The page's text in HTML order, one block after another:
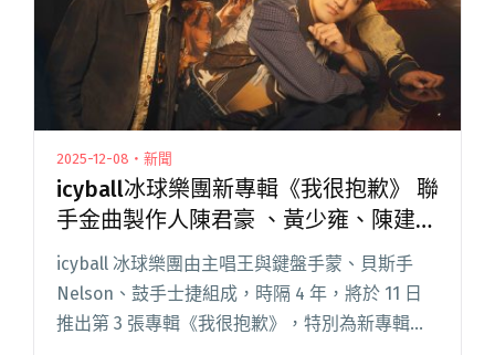
2025-12-08・新聞
icyball冰球樂團新專輯《我很抱歉》 聯
手金曲製作人陳君豪 、黃少雍、陳建
瑋、鍾濰宇操刀
icyball 冰球樂團由主唱王與鍵盤手蒙、貝斯手
Nelson、鼓手士捷組成，時隔 4 年，將於 11 日
推出第 3 張專輯《我很抱歉》，特別為新專輯舉